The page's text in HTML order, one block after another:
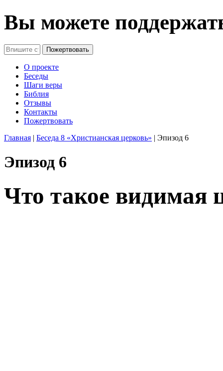
Перейти к основному содержанию
Вы можете
О проекте
Беседы
Шаги веры
Библия
Отзывы
Контакты
Пожертвовать
Главная | Беседа 8 «Христианская церковь» | Эпизод 6
Эпизод 6
Что такое видимая